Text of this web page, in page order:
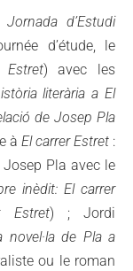
Jornada d’Estudi
d’étude, le
Estret) avec les
literària a El
de Josep Pla
à El carrer Estret :
Pla avec le
inèdit: El carrer
Estret) ; Jordi
novel·la de Pla a
ou le roman